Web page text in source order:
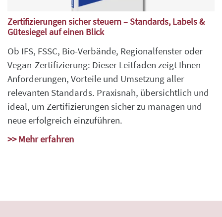
Zertifizierungen sicher steuern – Standards, Labels &
Gütesiegel auf einen Blick
Ob IFS, FSSC, Bio-Verbände, Regionalfenster oder
Vegan-Zertifizierung: Dieser Leitfaden zeigt Ihnen
Anforderungen, Vorteile und Umsetzung aller
relevanten Standards. Praxisnah, übersichtlich und
ideal, um Zertifizierungen sicher zu managen und
neue erfolgreich einzuführen.
>> Mehr erfahren